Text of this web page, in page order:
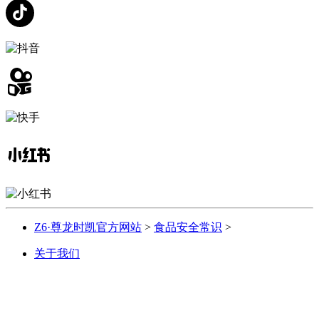
Z6·尊龙时凯官方网站 > 食品安全常识 >
关于我们